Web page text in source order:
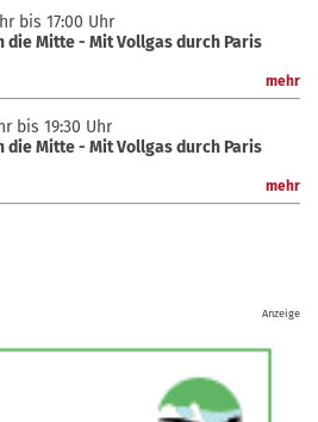
bis 17:00 Uhr
die Mitte - Mit Vollgas durch Paris
mehr
bis 19:30 Uhr
die Mitte - Mit Vollgas durch Paris
mehr
Anzeige